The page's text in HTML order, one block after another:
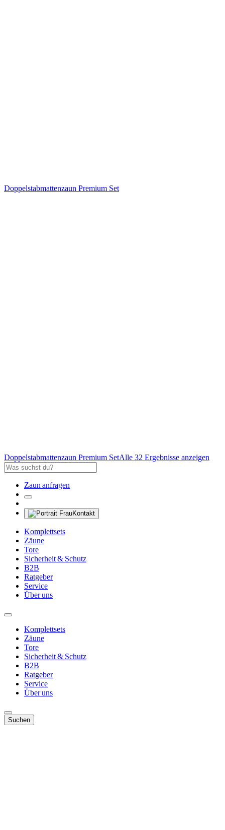
Doppelstabmattenzaun Premium Set
Doppelstabmattenzaun Premium SetAlle 32 Ergebnisse anzeigen
Zaun anfragen
Kontakt
Komplettsets
Zäune
Tore
Sicherheit & Schutz
B2B
Ratgeber
Service
Über uns
Komplettsets
Zäune
Tore
Sicherheit & Schutz
B2B
Ratgeber
Service
Über uns
Suchen